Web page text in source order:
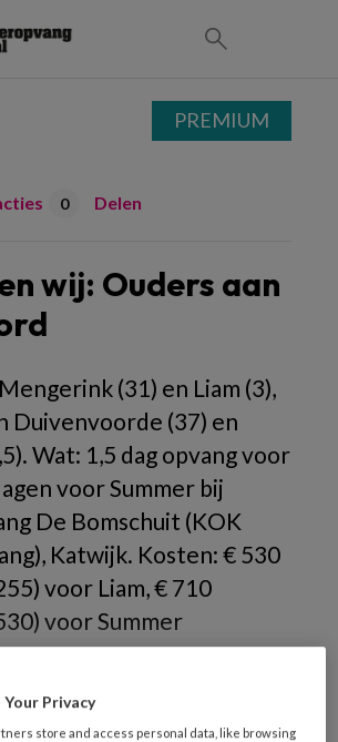
0 Delen
wij: Ouders aan
(31) en Liam (3),
Duivenvoorde (37) en
Wat: 1,5 dag opvang voor
voor Summer bij
De Bomschuit (KOK
Katwijk. Kosten: € 530
voor Liam, € 710
voor Summer
PREMIUM
Privacy
store and access personal data, like browsing